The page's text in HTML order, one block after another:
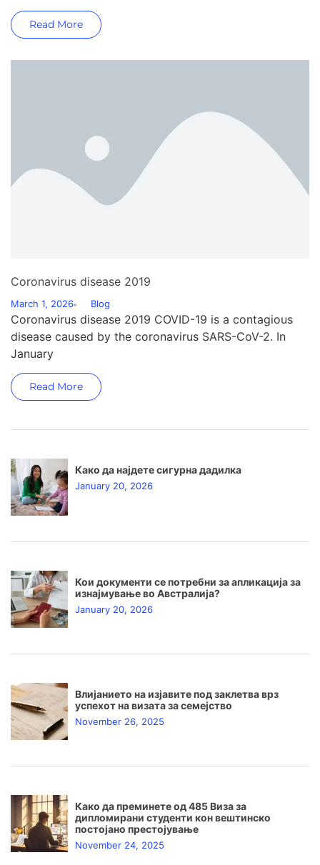
Read More
Coronavirus disease 2019
March 1, 2026 Blog
Coronavirus disease 2019 COVID-19 is a contagious
disease caused by the coronavirus SARS-CoV-2. In
January
Read More
Како да најдете сигурна дадилка
January 20, 2026
Кои документи се потребни за апликација за
изнајмување во Австралија?
January 20, 2026
Влијанието на изјавите под заклетва врз
успехот на визата за семејство
November 26, 2025
Како да преминете од 485 Виза за
дипломирани студенти кон вештинско
постојано престојување
November 24, 2025